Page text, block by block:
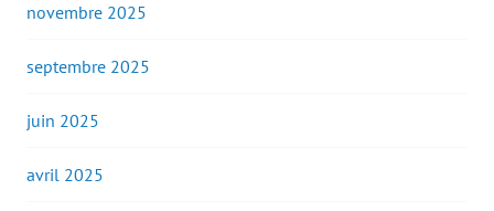
novembre 2025
septembre 2025
juin 2025
avril 2025